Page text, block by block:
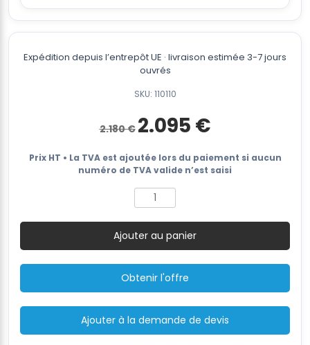
Expédition depuis l’entrepôt UE · livraison estimée 3-7 jours
ouvrés
SKU: 110110
2.180€
Le
prix
était :
2.180 €.
2.095 €prix
est :
2.095 €.
Prix HT • La TVA est ajoutée lors du paiement si aucun
numéro de TVA valide n’est saisi
quantité
de
MB820
appareil
de
cerclage
sur
batterie
16-
19mm
Ajouter au panier
Obtenir l'offre
Ajouter à la demande de devis